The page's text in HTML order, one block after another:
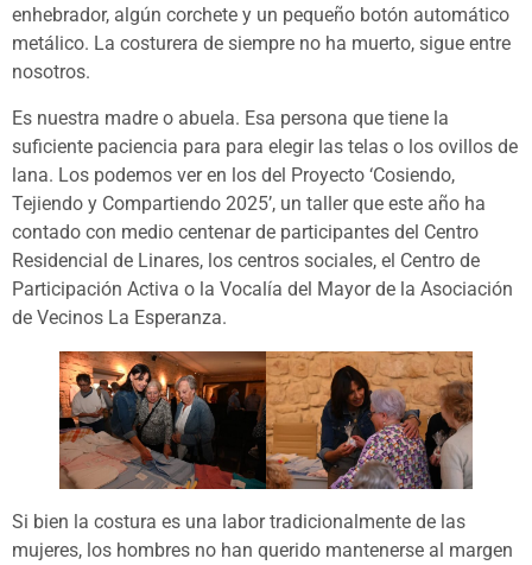
enhebrador, algún corchete y un pequeño botón automático
metálico. La costurera de siempre no ha muerto, sigue entre
nosotros.
Es nuestra madre o abuela. Esa persona que tiene la
suficiente paciencia para para elegir las telas o los ovillos de
lana. Los podemos ver en los del Proyecto ‘Cosiendo,
Tejiendo y Compartiendo 2025’, un taller que este año ha
contado con medio centenar de participantes del Centro
Residencial de Linares, los centros sociales, el Centro de
Participación Activa o la Vocalía del Mayor de la Asociación
de Vecinos La Esperanza.
Si bien la costura es una labor tradicionalmente de las
mujeres, los hombres no han querido mantenerse al margen